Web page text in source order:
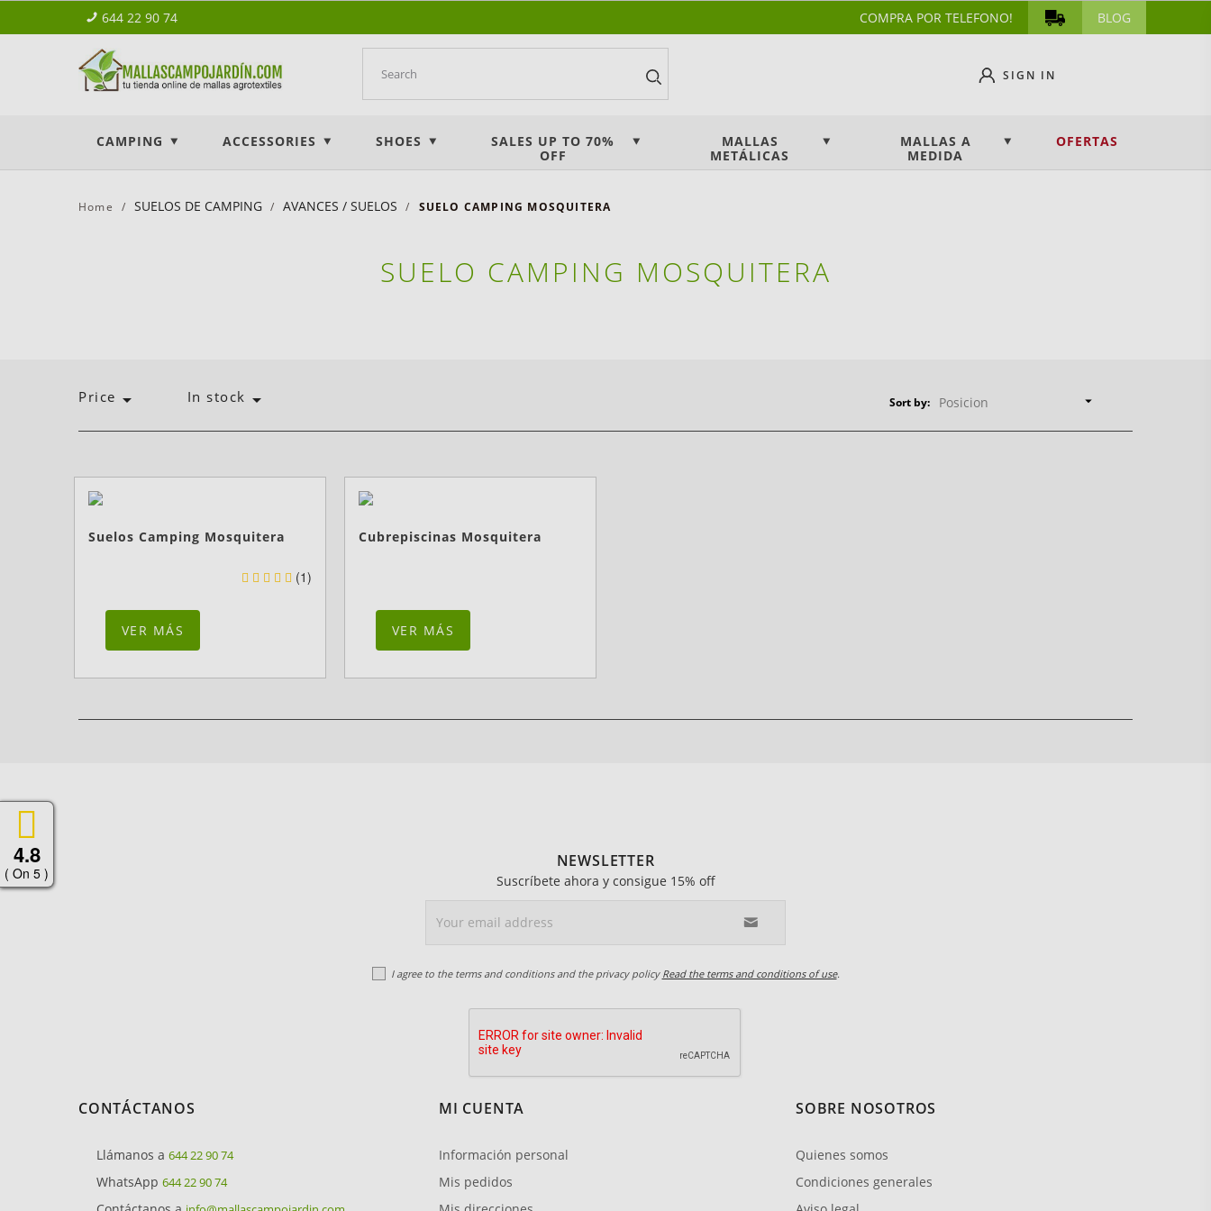
4.8
( On 5 )
644 22 90 74 COMPRA POR TELEFONO! BLOG
SIGN IN
CAMPING ACCESSORIES SHOES
SALES UP TO 70%
OFF
MALLAS
METÁLICAS
MALLAS A
MEDIDA
OFERTAS
Home SUELOS DE CAMPING AVANCES / SUELOS SUELO CAMPING MOSQUITERA
SUELO CAMPING MOSQUITERA
Price  In stock  Sort by: Posicion 
Suelos Camping Mosquitera
VER MÁS
(1)
Cubrepiscinas Mosquitera
VER MÁS
NEWSLETTER
Suscríbete ahora y consigue 15% off
I agree to the terms and conditions and the privacy policy Read the terms and conditions of use.
CONTÁCTANOS
Llámanos a 644 22 90 74
WhatsApp 644 22 90 74
MI CUENTA
Información personal
Mis pedidos
SOBRE NOSOTROS
Quienes somos
Condiciones generales